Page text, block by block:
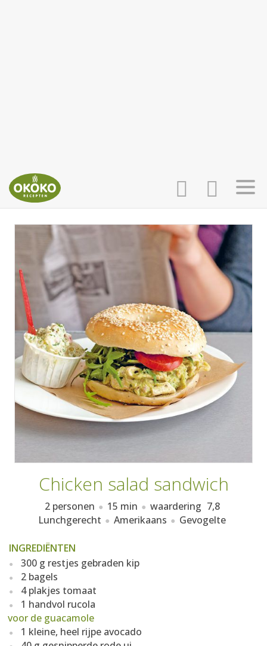
INLOGGEN
AANMELDEN
HOME
RECEPTEN
WEEKMENU'S
KOOKBOEKEN
Chicken salad sandwich
2 personen 15 min waardering 7,8
Lunchgerecht
Amerikaans Gevogelte
INGREDIËNTEN
300 g restjes gebraden kip
2 bagels
4 plakjes tomaat
1 handvol rucola
voor de guacamole
1 kleine, heel rijpe avocado